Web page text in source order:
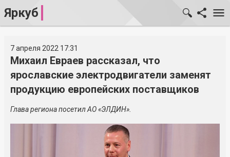
Яркуб
7 апреля 2022 17:31
Михаил Евраев рассказал, что
ярославские электродвигатели заменят
продукцию европейских поставщиков
Глава региона посетил АО «ЭЛДИН».